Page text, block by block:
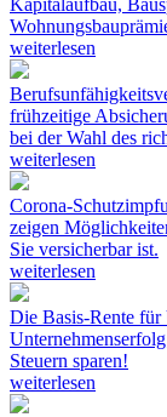
Kapitalaufbau,
weiterlesen
frühzeitige
bei der Wahl des
weiterlesen
Corona-
zeigen
Sie versicherbar ist.
weiterlesen
Die Basis-Rente für
Steuern sparen!
weiterlesen